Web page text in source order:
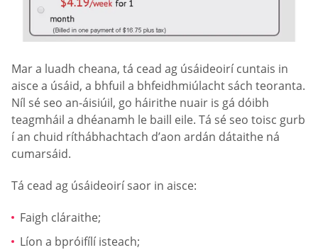
Mar a luadh cheana, tá cead ag úsáideoirí cuntais in
aisce a úsáid, a bhfuil a bhfeidhmiúlacht sách teoranta.
Níl sé seo an-áisiúil, go háirithe nuair is gá dóibh
teagmháil a dhéanamh le baill eile. Tá sé seo toisc gurb
í an chuid ríthábhachtach d’aon ardán dátaithe ná
cumarsáid.
Tá cead ag úsáideoirí saor in aisce:
Faigh cláraithe;
Líon a bpróifílí isteach;